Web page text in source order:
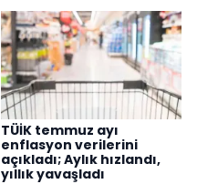
TÜİK temmuz ayı
enflasyon verilerini
açıkladı; Aylık hızlandı,
yıllık yavaşladı